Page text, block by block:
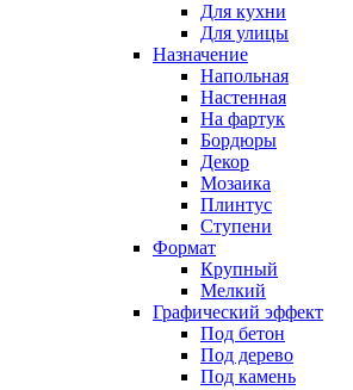
Для кухни
Для улицы
Назначение
Напольная
Настенная
На фартук
Бордюры
Декор
Мозаика
Плинтус
Ступени
Формат
Крупный
Мелкий
Графический эффект
Под бетон
Под дерево
Под камень